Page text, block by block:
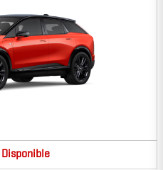
Disponible